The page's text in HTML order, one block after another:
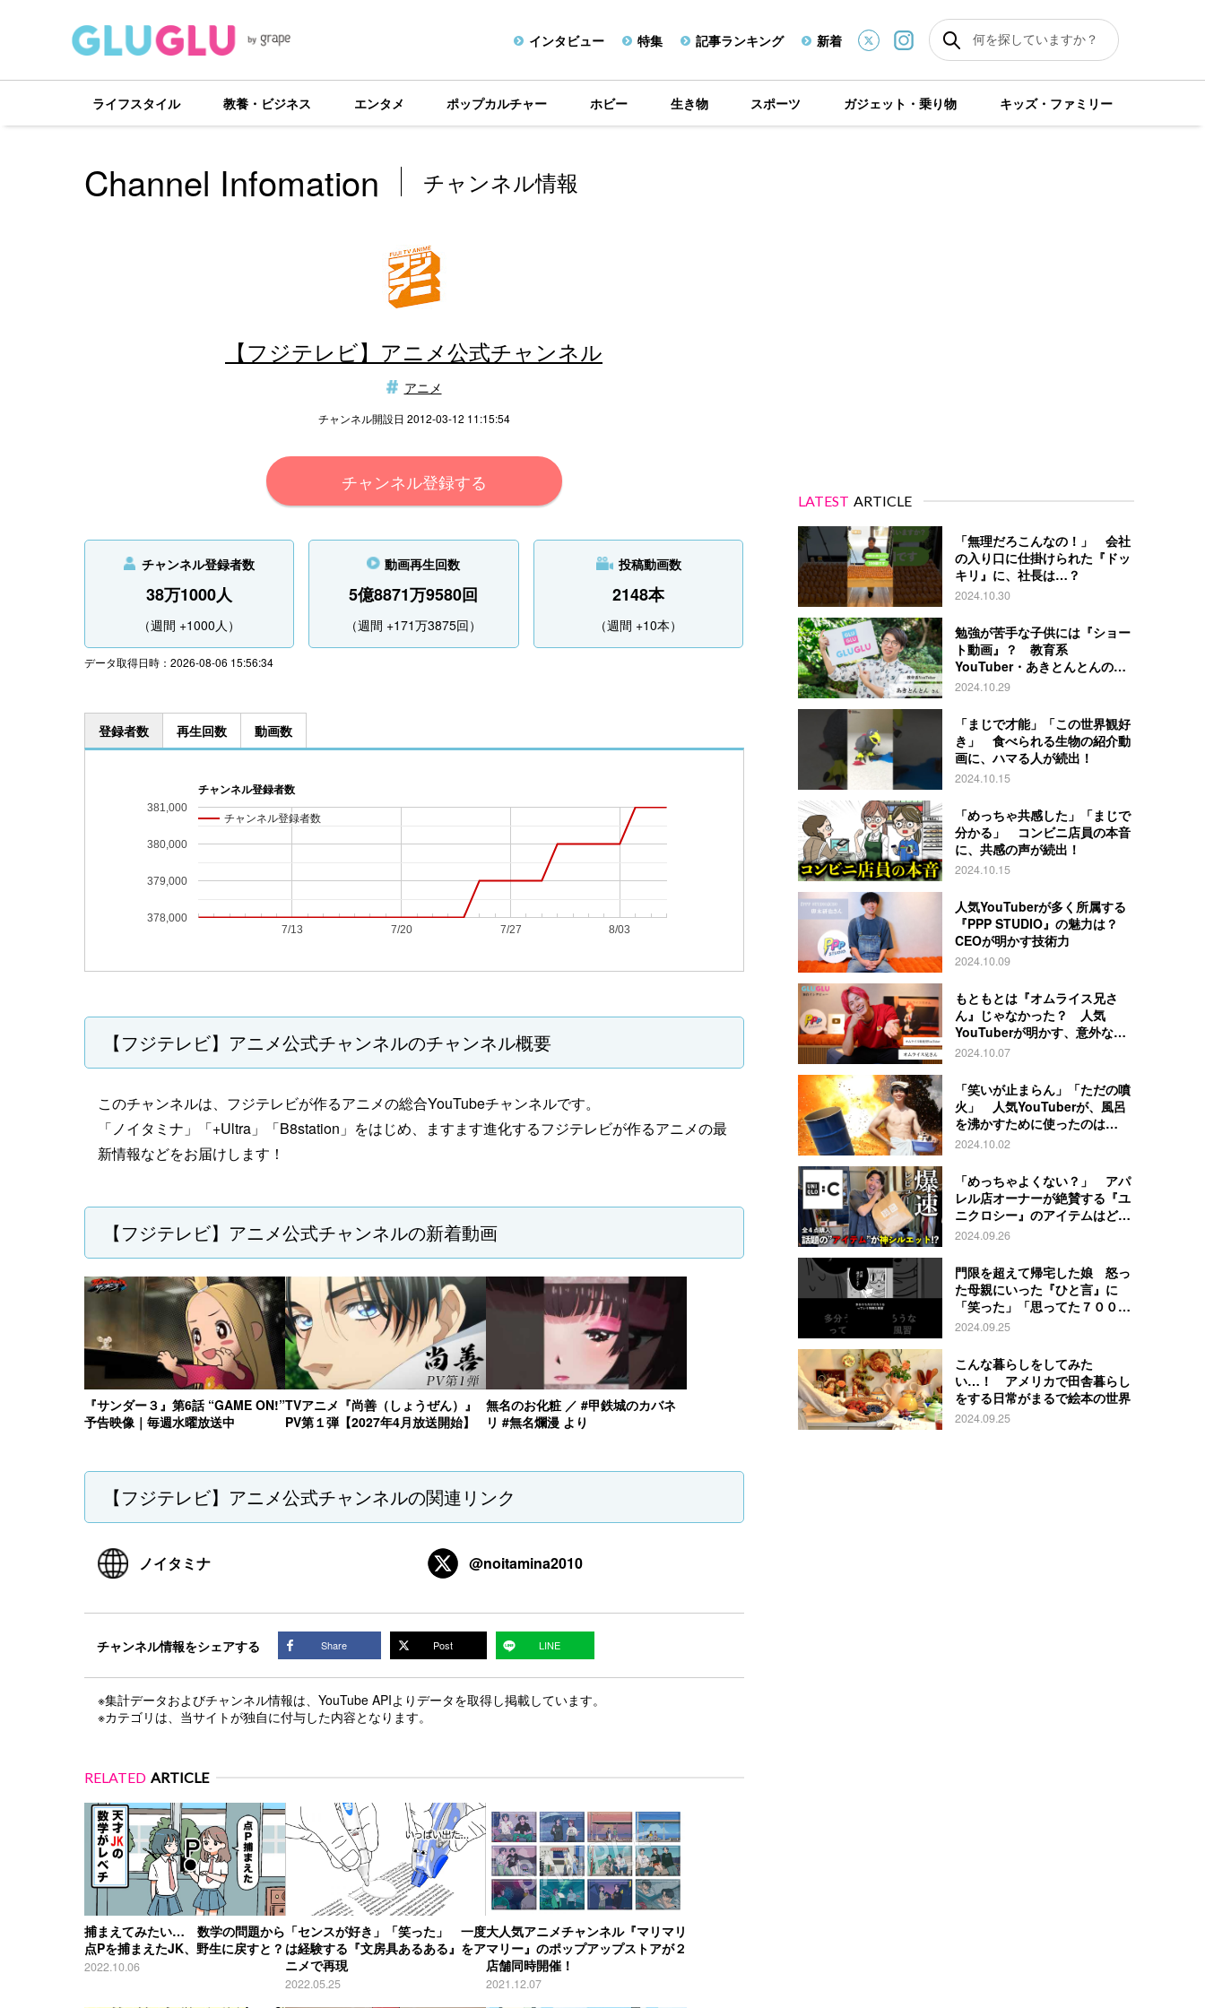
インタビュー 特集 記事ランキング 新着
ライフスタイル 教養・ビジネス エンタメ ポップカルチャー ホビー 生き物 スポーツ ガジェット・乗り物 キッズ・ファミリー
Channel Infomation チャンネル情報
【フジテレビ】アニメ公式チャンネル
アニメ
チャンネル開設日 2012-03-12 11:15:54
チャンネル登録する
チャンネル登録者数
38万1000人
（週間 +1000人）
動画再生回数
5億8871万9580回
（週間 +171万3875回）
投稿動画数
2148本
（週間 +10本）
データ取得日時：2026-08-06 15:56:34
登録者数 再生回数 動画数
チャンネル登録者数
7/13 7/20 7/27 8/03
378,000
379,000
380,000
381,000
チャンネル登録者数
チャンネル登録者数
【フジテレビ】アニメ公式チャンネルのチャンネル概要
このチャンネルは、フジテレビが作るアニメの総合YouTubeチャンネルです。
「ノイタミナ」「+Ultra」「B8station」をはじめ、ますます進化するフジテレビが作るアニメの最
新情報などをお届けします！
【フジテレビ】アニメ公式チャンネルの新着動画
『サンダー３』第6話 “GAME ON!”
予告映像｜毎週水曜放送中
TVアニメ『尚善（しょうぜん）』
PV第１弾【2027年4月放送開始】
無名のお化粧 ／ #甲鉄城のカバネ
リ #無名爛漫 より
【フジテレビ】アニメ公式チャンネルの関連リンク
ノイタミナ @noitamina2010
チャンネル情報をシェアする Share Post LINE
※集計データおよびチャンネル情報は、YouTube APIよりデータを取得し掲載しています。
※カテゴリは、当サイトが独自に付与した内容となります。
RELATED ARTICLE
捕まえてみたい… 数学の問題から
点Pを捕まえたJK、野生に戻すと？
2022.10.06
「センスが好き」「笑った」 一度
は経験する『文房具あるある』をア
ニメで再現
2022.05.25
大人気アニメチャンネル『マリマリ
マリー』のポップアップストアが２
店舗同時開催！
2021.12.07
LATEST ARTICLE
「無理だろこんなの！」 会社
の入り口に仕掛けられた『ドッ
キリ』に、社長は…？
2024.10.30
勉強が苦手な子供には『ショー
ト動画』？ 教育系
YouTuber・あきとんとんの戦
略とは
2024.10.29
「まじで才能」「この世界観好
き」 食べられる生物の紹介動
画に、ハマる人が続出！
2024.10.15
「めっちゃ共感した」「まじで
分かる」 コンビニ店員の本音
に、共感の声が続出！
2024.10.15
人気YouTuberが多く所属する
『PPP STUDIO』の魅力は？
CEOが明かす技術力
2024.10.09
もともとは『オムライス兄さ
ん』じゃなかった？ 人気
YouTuberが明かす、意外な過
去とは
2024.10.07
「笑いが止まらん」「ただの噴
火」 人気YouTuberが、風呂
を沸かすために使ったのは…
2024.10.02
「めっちゃよくない？」 アパ
レル店オーナーが絶賛する『ユ
ニクロシー』のアイテムはど
れ？
2024.09.26
門限を超えて帰宅した娘 怒っ
た母親にいった『ひと言』に
「笑った」「思ってた７００倍
特殊」
2024.09.25
こんな暮らしをしてみた
い…！ アメリカで田舎暮らし
をする日常がまるで絵本の世界
2024.09.25